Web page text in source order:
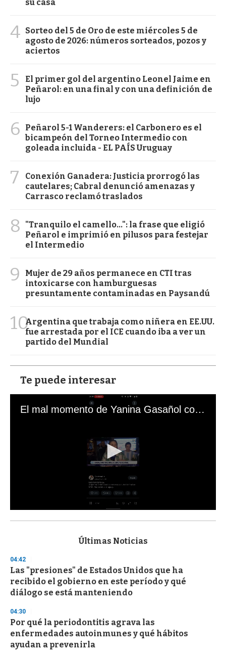
su casa
4 Sorteo del 5 de Oro de este miércoles 5 de
agosto de 2026: números sorteados, pozos y
aciertos
5
El primer gol del argentino Leonel Jaime en
Peñarol: en una final y con una definición de
lujo
6
Peñarol 5-1 Wanderers: el Carbonero es el
bicampeón del Torneo Intermedio con
goleada incluida - EL PAÍS Uruguay
7
Conexión Ganadera: Justicia prorrogó las
cautelares; Cabral denunció amenazas y
Carrasco reclamó traslados
8
"Tranquilo el camello...": la frase que eligió
Peñarol e imprimió en pilusos para festejar
el Intermedio
9
Mujer de 29 años permanece en CTI tras
intoxicarse con hamburguesas
presuntamente contaminadas en Paysandú
10Argentina que trabaja como niñera en EE.UU.
fue arrestada por el ICE cuando iba a ver un
partido del Mundial
Te puede interesar
El mal momento de Yanina Gasañol con un hincha argentino en "Subrayado"
s
d
s
o
f
3
s
e
c
o
n
Últimas Noticias
04:42
Las "presiones" de Estados Unidos que ha
recibido el gobierno en este período y qué
diálogo se está manteniendo
04:30
Por qué la periodontitis agrava las
enfermedades autoinmunes y qué hábitos
ayudan a prevenirla